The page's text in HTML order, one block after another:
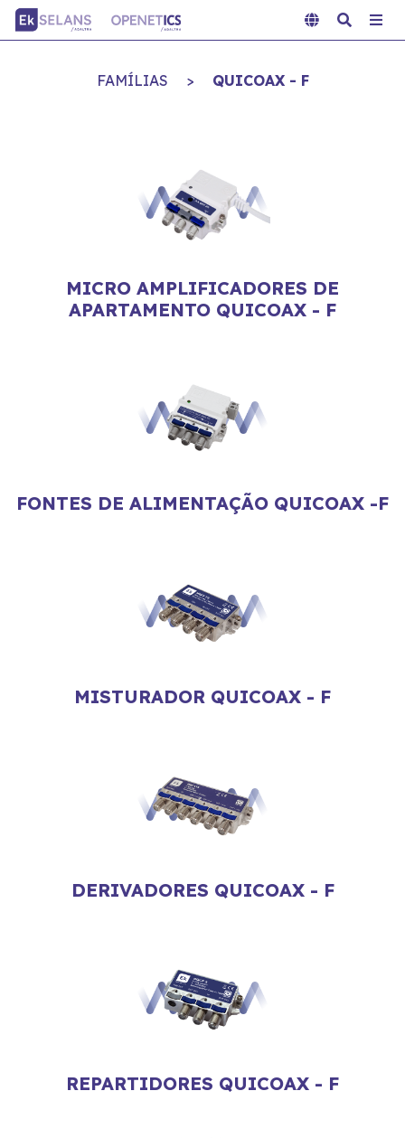
FAMÍLIAS > QUICOAX - F
MICRO AMPLIFICADORES DE
APARTAMENTO QUICOAX - F
FONTES DE ALIMENTAÇÃO QUICOAX -F
MISTURADOR QUICOAX - F
DERIVADORES QUICOAX - F
REPARTIDORES QUICOAX - F